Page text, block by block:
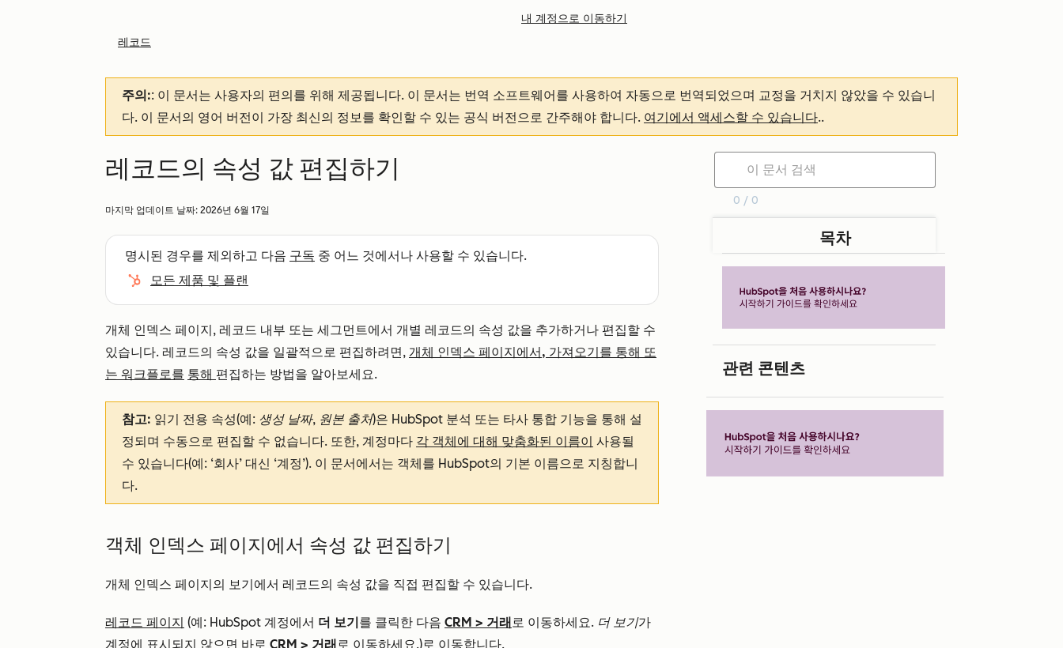
내 계정으로 이동하기
레코드
주의:: 이 문서는 사용자의 편의를 위해 제공됩니다. 이 문서는 번역 소프트웨어를 사용하여 자동으로 번역되었으며 교정을 거치지 않았을 수 있습니
다. 이 문서의 영어 버전이 가장 최신의 정보를 확인할 수 있는 공식 버전으로 간주해야 합니다. 여기에서 액세스할 수 있습니다..
레코드의 속성 값 편집하기
마지막 업데이트 날짜: 2026년 6월 17일
명시된 경우를 제외하고 다음 구독 중 어느 것에서나 사용할 수 있습니다.
모든 제품 및 플랜
개체 인덱스 페이지, 레코드 내부 또는 세그먼트에서 개별 레코드의 속성 값을 추가하거나 편집할 수
있습니다. 레코드의 속성 값을 일괄적으로 편집하려면, 개체 인덱스 페이지에서, 가져오기를 통해 또
는 워크플로를 통해 편집하는 방법을 알아보세요.
참고: 읽기 전용 속성(예: 생성 날짜, 원본 출처)은 HubSpot 분석 또는 타사 통합 기능을 통해 설
정되며 수동으로 편집할 수 없습니다. 또한, 계정마다 각 객체에 대해 맞춤화된 이름이 사용될
수 있습니다(예: ‘회사’ 대신 ‘계정’). 이 문서에서는 객체를 HubSpot의 기본 이름으로 지칭합니
다.
객체 인덱스 페이지에서 속성 값 편집하기
개체 인덱스 페이지의 보기에서 레코드의 속성 값을 직접 편집할 수 있습니다.
레코드 페이지 (예: HubSpot 계정에서 더 보기를 클릭한 다음 CRM > 거래로 이동하세요. 더 보기가
계정에 표시되지 않으면 바로 CRM > 거래로 이동하세요.)로 이동합니다.
0 / 0
목차
관련 콘텐츠